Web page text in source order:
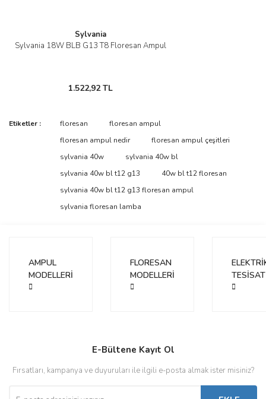
Sylvania
Sylvania 18W BLB G13 T8 Floresan Ampul
1.522,92 TL
Etiketler : floresan
floresan ampul
floresan ampul nedir
floresan ampul çeşitleri
sylvania 40w
sylvania 40w bl
sylvania 40w bl t12 g13
40w bl t12 floresan
sylvania 40w bl t12 g13 floresan ampul
sylvania floresan lamba
AMPUL
MODELLERİ
FLORESAN
MODELLERİ
TESİSAT
E-Bültene Kayıt Ol
Fırsatları, kampanya ve duyuruları ile ilgili e-posta almak ister misiniz?